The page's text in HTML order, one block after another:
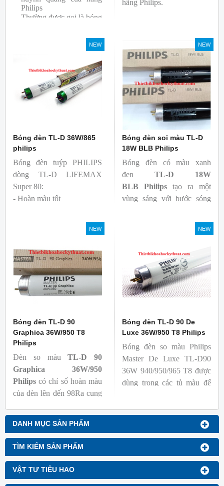
DANH MỤC SẢN PHẨM
TÌM KIẾM SẢN PHẨM
VẬT TƯ TIÊU HAO
Philips
Thường được gọi là bóng
Bóng có độ hoàn màu
hãng Philips.
NEW
Bóng đèn TL-D 36W/865
philips
Bóng đèn tuýp PHILIPS
dòng TL-D LIFEMAX
Super 80:
- Hoàn màu tốt
cả ban đầu và trong suốt
tuổi thọ của bóng đèn, với
thông cao
- Tạo ra từ màu trắng ấm
đến ánh sáng ban ngày mát
mẻ
NEW
Bóng đèn soi màu TL-D
18W BLB Philips
Bóng đèn có màu xanh
đen TL-D 18W
BLB
Philips tạo ra một
vùng sáng với bước sóng
sắc trực quan. Giúp người
dùng có thể phát hiện và
và keo trong sản phẩm.
NEW
Bóng đèn TL-D 90
Graphica 36W/950 T8
Philips
Đèn so màu TL-D 90
Graphica 36W/950
Philips có chỉ số hoàn màu
của đèn lên đến 98Ra cung
gần với ánh sáng tự nhiên
giúp các sự vật hiện lên một
cách rõ ràng, đạt chuẩn màu
thể đánh giá màu sắc và sự
sai biệt màu giữa các mẫu
NEW
Bóng đèn TL-D 90 De
Luxe 36W/950 T8 Philips
Bóng đèn so màu Philips
Master De Luxe TL-D90
36W 940/950/965 T8 được
dùng trong các tủ màu để
nguồn sáng khác nhau, với
nguồn sáng trung thực, đảm
bảo chất lượng mẫu mã, sản
xuất và kiểm tra chất lượng
màu sắc khác nhau để sử
dụng. có độ sáng cao, tuổi